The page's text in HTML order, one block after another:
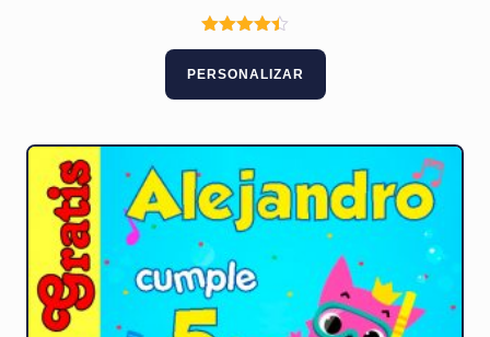
Valorado
4.40
de 5
PERSONALIZAR